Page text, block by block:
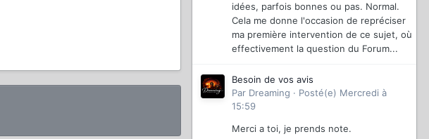
idées, parfois bonnes ou pas. Normal.
Cela me donne l'occasion de repréciser
ma première intervention de ce sujet, où
effectivement la question du Forum...
Besoin de vos avis
Par Dreaming · Posté(e) Mercredi à
15:59
Merci a toi, je prends note.